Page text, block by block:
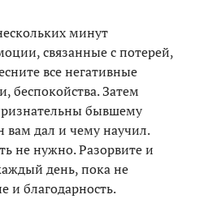
минут
связанные с потерей,
все негативные
беспокойства. Затем
бывшему
вам дал и чему научил.
не нужно. Разорвите и
день, пока не
и благодарность.